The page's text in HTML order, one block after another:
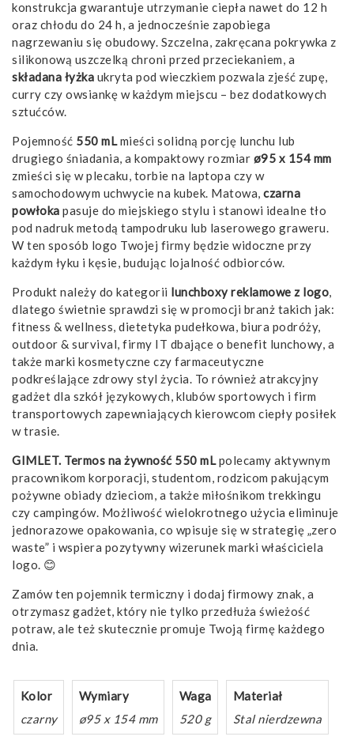
konstrukcja gwarantuje utrzymanie ciepła nawet do 12 h
oraz chłodu do 24 h, a jednocześnie zapobiega
nagrzewaniu się obudowy. Szczelna, zakręcana pokrywka z
silikonową uszczelką chroni przed przeciekaniem, a
składana łyżka ukryta pod wieczkiem pozwala zjeść zupę,
curry czy owsiankę w każdym miejscu – bez dodatkowych
sztućców.
Pojemność 550 mLmieści solidną porcję lunchu lub
drugiego śniadania, a kompaktowy rozmiar ø95 x 154 mm
zmieści się w plecaku, torbie na laptopa czy w
samochodowym uchwycie na kubek. Matowa, czarna
powłoka pasuje do miejskiego stylu i stanowi idealne tło
pod nadruk metodą tampodruku lub laserowego graweru.
W ten sposób logo Twojej firmy będzie widoczne przy
każdym łyku i kęsie, budując lojalność odbiorców.
Produkt należy do kategorii lunchboxy reklamowe z logo,
dlatego świetnie sprawdzi się w promocji branż takich jak:
fitness & wellness, dietetyka pudełkowa, biura podróży,
outdoor & survival, firmy IT dbające o benefit lunchowy, a
także marki kosmetyczne czy farmaceutyczne
podkreślające zdrowy styl życia. To również atrakcyjny
gadżet dla szkół językowych, klubów sportowych i firm
transportowych zapewniających kierowcom ciepły posiłek
w trasie.
GIMLET. Termos na żywność 550 mLpolecamy aktywnym
pracownikom korporacji, studentom, rodzicom pakującym
pożywne obiady dzieciom, a także miłośnikom trekkingu
czy campingów. Możliwość wielokrotnego użycia eliminuje
jednorazowe opakowania, co wpisuje się w strategię „zero
waste” i wspiera pozytywny wizerunek marki właściciela
logo. 😊
Zamów ten pojemnik termiczny i dodaj firmowy znak, a
otrzymasz gadżet, który nie tylko przedłuża świeżość
potraw, ale też skutecznie promuje Twoją firmę każdego
dnia.
Kolor
czarny
Wymiary
ø95 x 154 mm
Waga
520 g
Materiał
Stal nierdzewna